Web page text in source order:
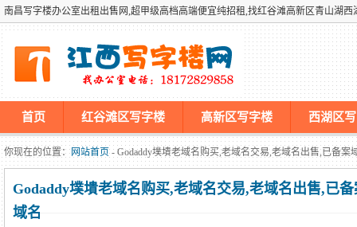
南昌写字楼办公室出租出售网,超甲级高档高端便宜纯招租,找红谷滩高新区青山湖
首页 红谷滩区写字楼 高新区写字楼 西湖区
墡墢美国仿牌vps推荐仿牌空间主机仿牌服务器,国外欧洲荷兰
你现在的位置： 网站首页- Godaddy墣墤老域名购买,老域名交易,老域名出售,已备案
Godaddy墣墤老域名购买,老域名交易,老域名出售,已
域名